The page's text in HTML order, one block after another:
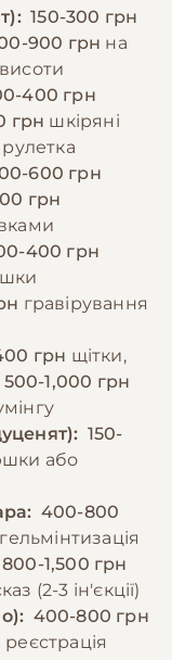
організму на
150-300 грн
900 грн на
400 грн
грн шкіряні
600 грн
грн
400 грн
гравірування
грн щітки,
500-1,000 грн
150-
або
400-800
800-1,500 грн
(2-3 ін'єкції)
400-800 грн